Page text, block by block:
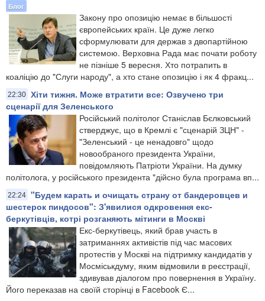
Блог
Закону про опозицію немає в більшості
європейських країн. Це дуже легко
сформулювати для держав з двопартійною
системою. Верховна Рада має почати роботу
не пізніше 5 вересня. Хто потрапить в
коаліцію до "Слуги народу", а хто стане опозицію і як 4 фракц...
22:30 Хіти тижня. Може втратити все: Озвучено три
сценарії для Зеленського
Російський політолог Станіслав Бєлковський
стверджує, що в Кремлі є "сценарій ЗЦН" -
"Зеленський - це ненадовго" щодо
новообраного президента України,
повідомляють Патріоти України. На думку
політолога, у російського президента "дійсно була програма вп...
22:24 "Будем карать и очищать страну от бандеровцев и
шестерок пиндосов": З'явилися одкровення екс-
беркутівців, котрі розганяють мітинги в Москві
Екс-беркутівець, який брав участь в
затриманнях активістів під час масових
протестів у Москві на підтримку кандидатів у
Мосміськдуму, яким відмовили в реєстрації,
здивував діалогом про повернення в Україну.
Його переказав на своїй сторінці в Facebook Є...